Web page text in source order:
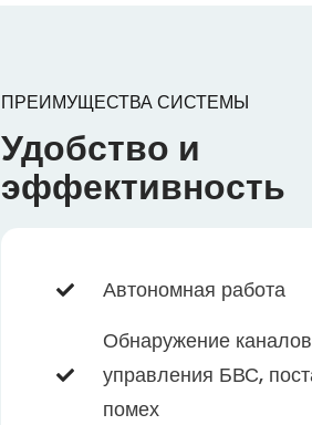
ПРЕИМУЩЕСТВА СИСТЕМЫ
Удобство и
эффективность
Автономная работа
Обнаружение каналов
управления БВС,
помех